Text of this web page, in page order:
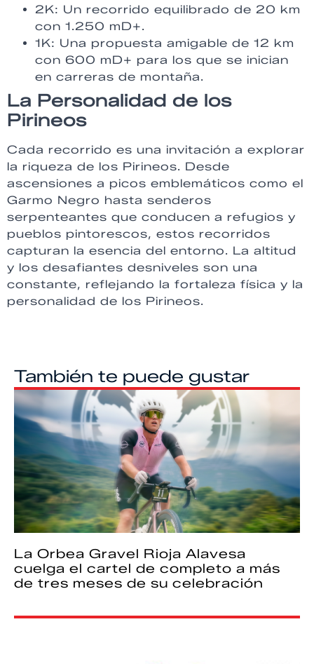
2K: Un recorrido equilibrado de 20 km
con 1.250 mD+.
1K: Una propuesta amigable de 12 km
con 600 mD+ para los que se inician
en carreras de montaña.
La Personalidad de los
Pirineos
Cada recorrido es una invitación a explorar
la riqueza de los Pirineos. Desde
ascensiones a picos emblemáticos como el
Garmo Negro hasta senderos
serpenteantes que conducen a refugios y
pueblos pintorescos, estos recorridos
capturan la esencia del entorno. La altitud
y los desafiantes desniveles son una
constante, reflejando la fortaleza física y la
personalidad de los Pirineos.
También te puede gustar
La Orbea Gravel Rioja Alavesa
cuelga el cartel de completo a más
de tres meses de su celebración